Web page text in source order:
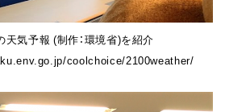
天気予報 (制作：環境省)を紹介
coolchoice/2100weather/